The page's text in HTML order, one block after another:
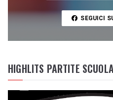
SEGUICI
HIGHLITS PARTITE